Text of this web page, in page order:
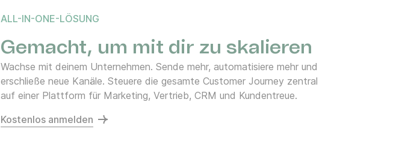
ALL-IN-ONE-LÖSUNG
Gemacht, um mit dir zu skalieren
Wachse mit deinem Unternehmen. Sende mehr, automatisiere mehr und
erschließe neue Kanäle. Steuere die gesamte Customer Journey zentral
auf einer Plattform für Marketing, Vertrieb, CRM und Kundentreue.
Kostenlos anmelden